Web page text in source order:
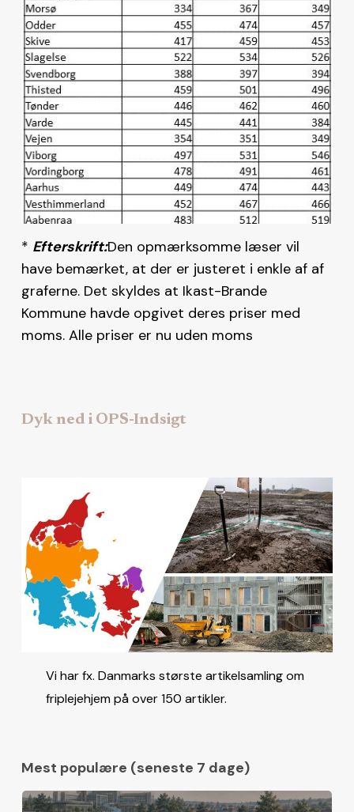
* Efterskrift:Den opmærksomme læser vil
have bemærket, at der er justeret i enkle af af
graferne. Det skyldes at Ikast-Brande
Kommune havde opgivet deres priser med
moms. Alle priser er nu uden moms
Dyk ned i OPS-Indsigt
Vi har fx. Danmarks største artikelsamling om
friplejehjem på over 150 artikler.
Mest populære (seneste 7 dage)